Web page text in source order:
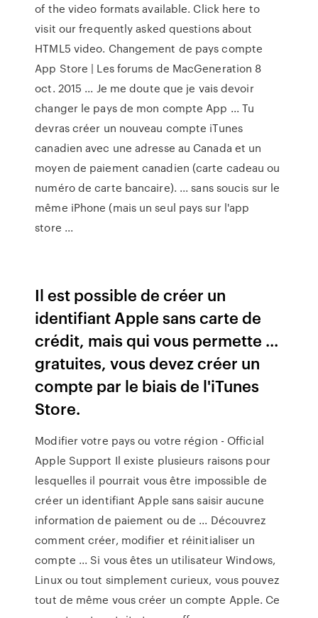
of the video formats available. Click here to
visit our frequently asked questions about
HTML5 video. Changement de pays compte
App Store | Les forums de MacGeneration 8
oct. 2015 ... Je me doute que je vais devoir
changer le pays de mon compte App ... Tu
devras créer un nouveau compte iTunes
canadien avec une adresse au Canada et un
moyen de paiement canadien (carte cadeau ou
numéro de carte bancaire). ... sans soucis sur le
même iPhone (mais un seul pays sur l'app
store ...
Il est possible de créer un
identifiant Apple sans carte de
crédit, mais qui vous permette ...
gratuites, vous devez créer un
compte par le biais de l'iTunes
Store.
Modifier votre pays ou votre région - Official
Apple Support Il existe plusieurs raisons pour
lesquelles il pourrait vous être impossible de
créer un identifiant Apple sans saisir aucune
information de paiement ou de ... Découvrez
comment créer, modifier et réinitialiser un
compte ... Si vous êtes un utilisateur Windows,
Linux ou tout simplement curieux, vous pouvez
tout de même vous créer un compte Apple. Ce